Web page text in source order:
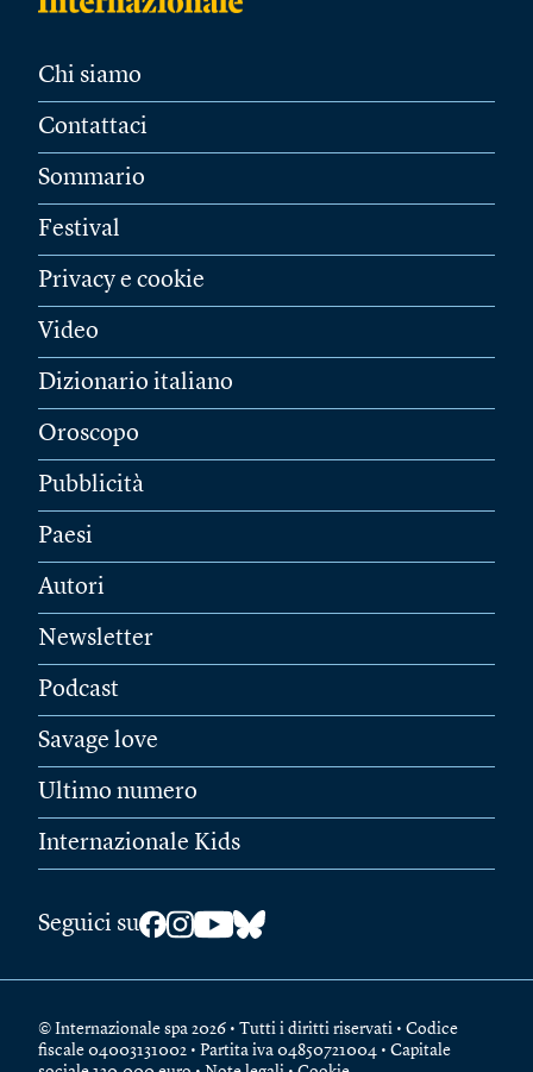
Chi siamo
Contattaci
Sommario
Festival
Privacy e cookie
Video
Dizionario italiano
Oroscopo
Pubblicità
Paesi
Autori
Newsletter
Podcast
Savage love
Ultimo numero
Internazionale Kids
Seguici su
© Internazionale spa 2026 • Tutti i diritti riservati • Codice
fiscale 04003131002 • Partita iva 04850721004 • Capitale